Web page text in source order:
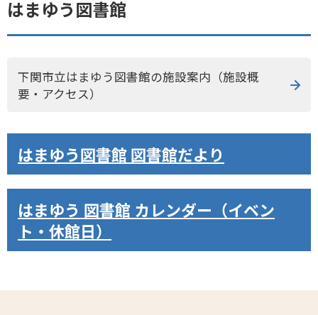
はまゆう図書館
下関市立はまゆう図書館の施設案内（施設概
要・アクセス）
はまゆう図書館 図書館だより
はまゆう 図書館 カレンダー（イベン
ト・休館日）